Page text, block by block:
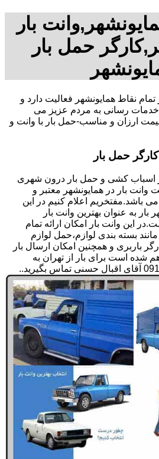
بار
حمل بار
تمام نقاط همایونشهر فعالیت دارد و
رسانی به مردم عزیز می
ارزان و مناسب-حمل بار با وانت و
حمل بار
اسباب کشی و حمل بار درون شهری
وانت بار در همایونشهر معتبر و
باشد.مفتخریم اعلام کنیم در این
بار به عنوان بهترین وانت بار
این وانت بار امکان ارائه تمام
بسته بندی لوازم،حمل لوازم
باربری و همچنین امکان ارسال بار
شده است برای بار از تهران به